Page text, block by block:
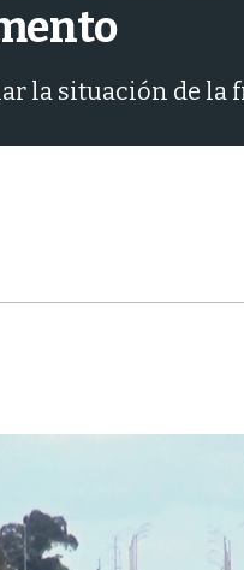
la situación de la